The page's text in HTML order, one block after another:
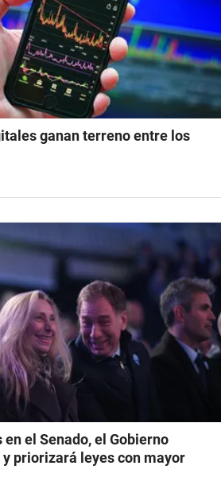
ganan terreno entre los
el Senado, el Gobierno
priorizará leyes con mayor